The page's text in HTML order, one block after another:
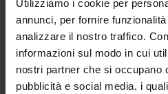
Utilizziamo i cookie per
annunci, per fornire
analizzare il nostro traffico.
informazioni sul modo in cui
nostri partner che si occupano
pubblicità e social media, i
ESXENCE.
MILANO